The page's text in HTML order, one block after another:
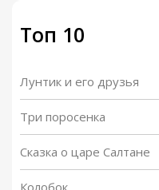
Топ 10
Лунтик и его друзья
Три поросенка
Сказка о царе Салтане